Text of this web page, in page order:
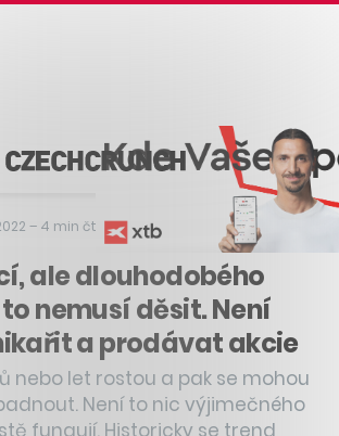
– 4 min čtení
ale dlouhodobého
nemusí děsit. Není
a prodávat akcie
nebo let rostou a pak se mohou
Není to nic výjimečného
fungují. Historicky se trend